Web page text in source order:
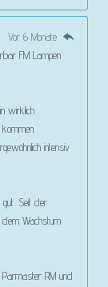
Vor 6 Monate
FM Lampen
wirklich
kommen
intensiv
gut. Seit der
dem Wachstum
Parmaster RM und